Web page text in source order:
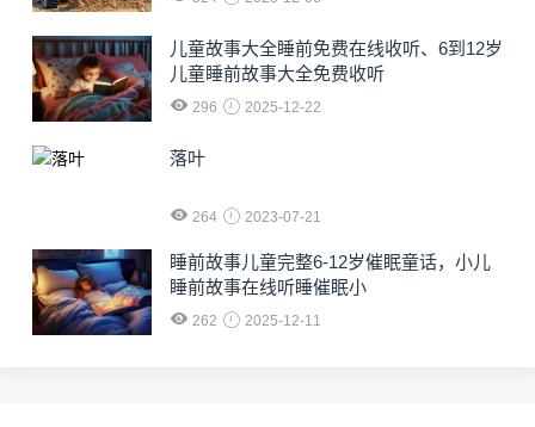
儿童故事大全睡前免费在线收听、6到12岁
儿童睡前故事大全免费收听
296 2025-12-22
落叶
264 2023-07-21
睡前故事儿童完整6-12岁催眠童话，小儿
睡前故事在线听睡催眠小
262 2025-12-11